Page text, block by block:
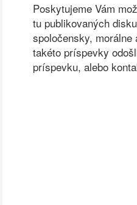
Poskytujeme Vám
tu publikovaných
spoločensky,
takéto príspevky
príspevku, alebo